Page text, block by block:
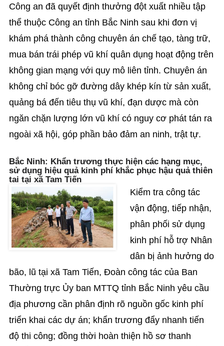
Công an đã quyết định thưởng đột xuất nhiều tập
thể thuộc Công an tỉnh Bắc Ninh sau khi đơn vị
khám phá thành công chuyên án chế tạo, tàng trữ,
mua bán trái phép vũ khí quân dụng hoạt động trên
không gian mạng với quy mô liên tỉnh. Chuyên án
không chỉ bóc gỡ đường dây khép kín từ sản xuất,
quảng bá đến tiêu thụ vũ khí, đạn dược mà còn
ngăn chặn lượng lớn vũ khí có nguy cơ phát tán ra
ngoài xã hội, góp phần bảo đảm an ninh, trật tự.
Bắc Ninh: Khẩn trương thực hiện các hạng mục,
sử dụng hiệu quả kinh phí khắc phục hậu quả thiên
tai tại xã Tam Tiến
Kiểm tra công tác
vận động, tiếp nhận,
phân phối sử dụng
kinh phí hỗ trợ Nhân
dân bị ảnh hưởng do
bão, lũ tại xã Tam Tiến, Đoàn công tác của Ban
Thường trực Ủy ban MTTQ tỉnh Bắc Ninh yêu cầu
địa phương cần phân định rõ nguồn gốc kinh phí
triển khai các dự án; khẩn trương đẩy nhanh tiến
độ thi công; đồng thời hoàn thiện hồ sơ thanh